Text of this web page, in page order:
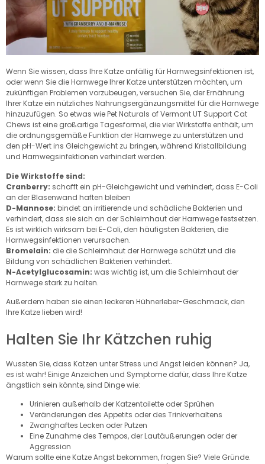
Wenn Sie wissen, dass Ihre Katze anfällig für Harnwegsinfektionen ist,
oder wenn Sie die Harnwege Ihrer Katze unterstützen möchten, um
zukünftigen Problemen vorzubeugen, versuchen Sie, der Ernährung
Ihrer Katze ein nützliches Nahrungsergänzungsmittel für die Harnwege
hinzuzufügen. So etwas wie Pet Naturals of Vermont UT Support Cat
Chews ist eine großartige Tagesformel, die vier Wirkstoffe enthält, um
die ordnungsgemäße Funktion der Harnwege zu unterstützen und
den pH-Wert ins Gleichgewicht zu bringen, während Kristallbildung
und Harnwegsinfektionen verhindert werden.
Die Wirkstoffe sind:
Cranberry: schafft ein pH-Gleichgewicht und verhindert, dass E-Coli
an der Blasenwand haften bleiben
D-Mannose: bindet an irritierende und schädliche Bakterien und
verhindert, dass sie sich an der Schleimhaut der Harnwege festsetzen.
Es ist wirklich wirksam bei E-Coli, den häufigsten Bakterien, die
Harnwegsinfektionen verursachen.
Bromelain: die die Schleimhaut der Harnwege schützt und die
Bildung von schädlichen Bakterien verhindert.
N-Acetylglucosamin: was wichtig ist, um die Schleimhaut der
Harnwege stark zu halten.
Außerdem haben sie einen leckeren Hühnerleber-Geschmack, den
Ihre Katze lieben wird!
Halten Sie Ihr Kätzchen ruhig
Wussten Sie, dass Katzen unter Stress und Angst leiden können? Ja,
es ist wahr! Einige Anzeichen und Symptome dafür, dass Ihre Katze
ängstlich sein könnte, sind Dinge wie:
Urinieren außerhalb der Katzentoilette oder Sprühen
Veränderungen des Appetits oder des Trinkverhaltens
Zwanghaftes Lecken oder Putzen
Eine Zunahme des Tempos, der Lautäußerungen oder der
Aggression
Warum sollte eine Katze Angst bekommen, fragen Sie? Viele Gründe.